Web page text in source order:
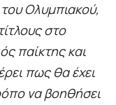
Ολυμπιακού,
στο
παίκτης και
πως θα έχει
να βοηθήσει